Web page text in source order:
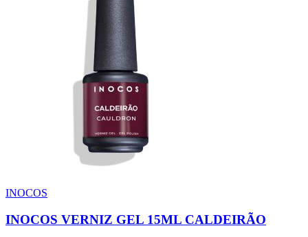
INOCOS
INOCOS VERNIZ GEL 15ML CALDEIRÃO